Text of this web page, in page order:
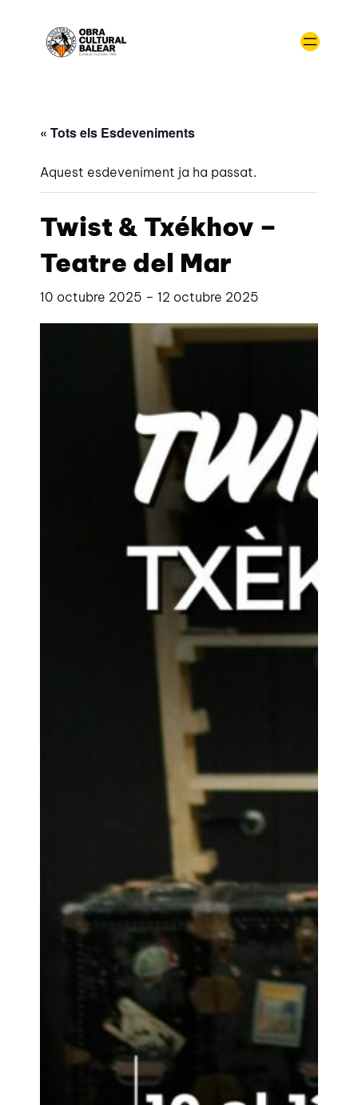
« Tots els Esdeveniments
Aquest esdeveniment ja ha passat.
Twist & Txékhov –
Teatre del Mar
10 octubre 2025 –12 octubre 2025